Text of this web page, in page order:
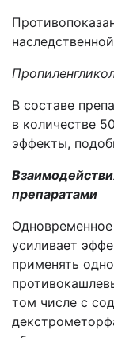
В составе
в количестве
эффекты,
препаратами
усиливает
применять
том числе с